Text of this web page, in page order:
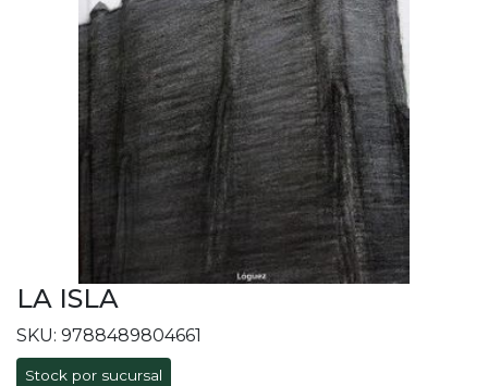
LA ISLA
SKU: 9788489804661
Stock por sucursal